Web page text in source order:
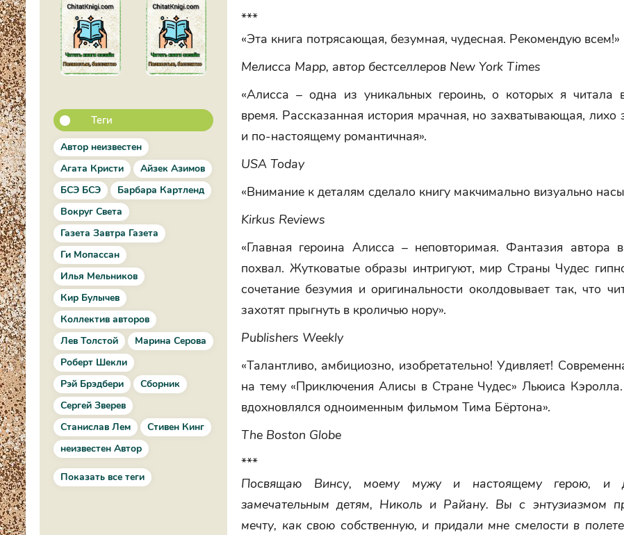
Теги
Автор неизвестен
Агата Кристи
Айзек Азимов
БСЭ БСЭ
Барбара Картленд
Вокруг Света
Газета Завтра Газета
Ги Мопассан
Илья Мельников
Кир Булычев
Коллектив авторов
Лев Толстой
Марина Серова
Роберт Шекли
Рэй Брэдбери
Сборник
Сергей Зверев
Станислав Лем
Стивен Кинг
неизвестен Автор
Показать все теги
***
«Эта книга потрясающая, безумная, чудесная. Рекомендую всем!»
Мелисса Марр, автор бестселлеров New York Times
«Алисса – одна из уникальных героинь, о которых я читала
время. Рассказанная история мрачная, но захватывающая, лихо
и по-настоящему романтичная».
USA Today
«Внимание к деталям сделало книгу макчимально визуально
Kirkus Reviews
«Главная героина Алисса – неповторимая. Фантазия автора
похвал. Жутковатые образы интригуют, мир Страны Чудес
сочетание безумия и оригинальности околдовывает так, что
захотят прыгнуть в кроличью нору».
Publishers Weekly
«Талантливо, амбициозно, изобретательно! Удивляет!
на тему «Приключения Алисы в Стране Чудес» Льюиса
вдохновлялся одноименным фильмом Тима Бёртона».
The Boston Globe
***
Посвящаю Винсу, моему мужу и настоящему герою, и
замечательным детям, Николь и Райану. Вы с энтузиазмом
мечту, как свою собственную, и придали мне смелости в